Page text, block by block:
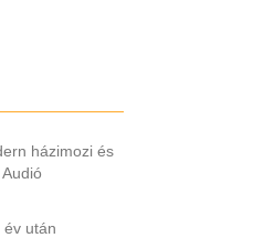
házimozi és
év után